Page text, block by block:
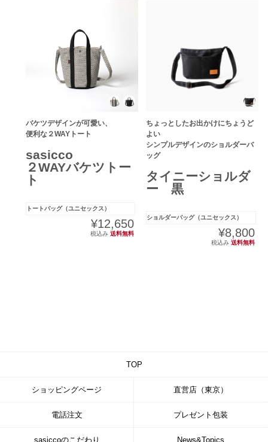
バケツデザインが可愛い、
便利な２WAYトート
sasicco
２WAYバケツトー
ト
トートバッグ（ユニセックス）
¥12,650
税込み 送料無料
ちょっとしたお出かけにちょうど
よい
シンプルデザインのショルダーバ
ッグ
タイニーショルダ
ー 黒
ショルダーバッグ（ユニセックス）
¥8,800
税込み 送料無料
TOP
ショッピングページ 直営店（東京）
電話注文 プレゼント包装
sasiccoのこだわり News&Topics